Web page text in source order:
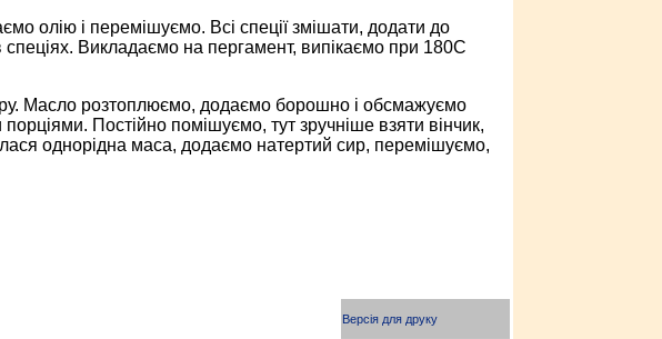
олію і перемішуємо. Всі спеції змішати, додати до
Викладаємо на пергамент, випікаємо при 180С
Масло розтоплюємо, додаємо борошно і обсмажуємо
Постійно помішуємо, тут зручніше взяти вінчик,
однорідна маса, додаємо натертий сир, перемішуємо,
Версія для друку